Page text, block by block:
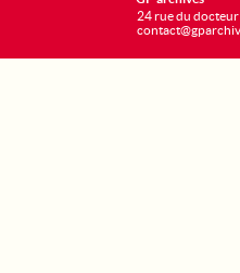
24 rue du